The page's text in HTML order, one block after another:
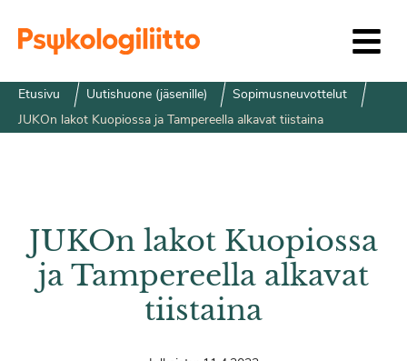
Etusivu Uutishuone (jäsenille)
Sopimusneuvottelut
JUKOn lakot Kuopiossa ja Tampereella alkavat tiistaina
JUKOn lakot Kuopiossa
ja Tampereella alkavat
tiistaina